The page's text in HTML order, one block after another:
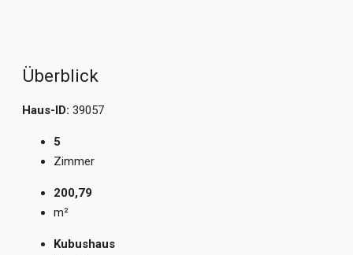
Überblick
Haus-ID: 39057
5
Zimmer
200,79
m²
Kubushaus